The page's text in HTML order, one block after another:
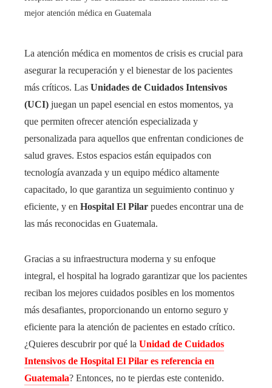
mejor atención médica en Guatemala
La atención médica en momentos de crisis es crucial para
asegurar la recuperación y el bienestar de los pacientes
más críticos. Las Unidades de Cuidados Intensivos
(UCI) juegan un papel esencial en estos momentos, ya
que permiten ofrecer atención especializada y
personalizada para aquellos que enfrentan condiciones de
salud graves. Estos espacios están equipados con
tecnología avanzada y un equipo médico altamente
capacitado, lo que garantiza un seguimiento continuo y
eficiente, y en Hospital El Pilar puedes encontrar una de
las más reconocidas en Guatemala.
Gracias a su infraestructura moderna y su enfoque
integral, el hospital ha logrado garantizar que los pacientes
reciban los mejores cuidados posibles en los momentos
más desafiantes, proporcionando un entorno seguro y
eficiente para la atención de pacientes en estado crítico.
¿Quieres descubrir por qué la Unidad de Cuidados
Intensivos de Hospital El Pilar es referencia en
Guatemala? Entonces, no te pierdas este contenido.